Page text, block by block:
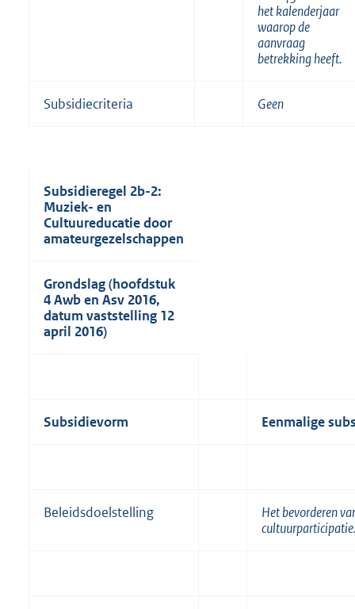
het kalenderjaar
waarop de
aanvraag
betrekking heeft.
Subsidiecriteria Geen
Subsidieregel 2b-2:
Muziek- en
Cultuureducatie door
amateurgezelschappen
Grondslag (hoofdstuk
4 Awb en Asv 2016,
datum vaststelling 12
april 2016)
Subsidievorm Eenmalige
Beleidsdoelstelling
Het bevorderen